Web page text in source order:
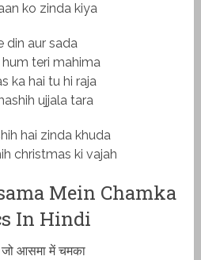
ko zinda kiya
din aur sada
teri mahima
ka hai tu hi raja
ujjala tara
hai zinda khuda
christmas ki vajah
Mein Chamka
In Hindi
जो आसमा में चमका